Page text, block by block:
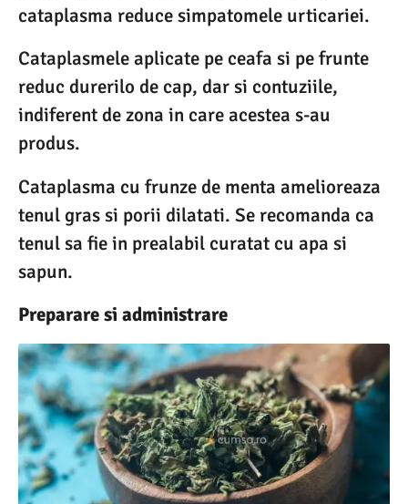
cataplasma reduce simpatomele urticariei.
Cataplasmele aplicate pe ceafa si pe frunte
reduc durerilo de cap, dar si contuziile,
indiferent de zona in care acestea s-au
produs.
Cataplasma cu frunze de menta amelioreaza
tenul gras si porii dilatati. Se recomanda ca
tenul sa fie in prealabil curatat cu apa si
sapun.
Preparare si administrare